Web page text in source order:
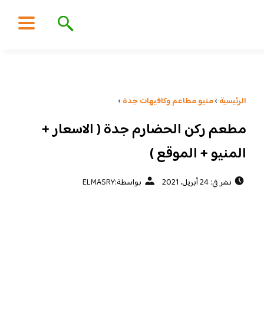
الرئيسية ›منيو مطاعم وكافيهات جدة ›
مطعم ركن الحضارم جدة ( الاسعار +
المنيو + الموقع )
نشر في: 24 أبريل، 2021 بواسطة:ELMASRY